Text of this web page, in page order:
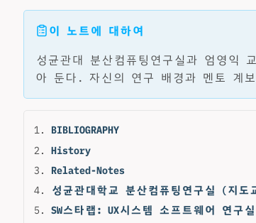
이 노트에 대하여
성균관대 분산컴퓨팅연구실과 엄영익
아 둔다. 자신의 연구 배경과 멘토 계
BIBLIOGRAPHY
History
Related-Notes
성균관대학교 분산컴퓨팅연구실 (지도
SW스타랩: UX시스템 소프트웨어 연구실